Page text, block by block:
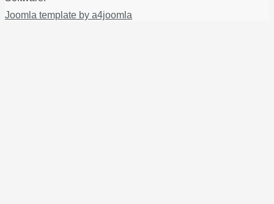
Joomla template by a4joomla